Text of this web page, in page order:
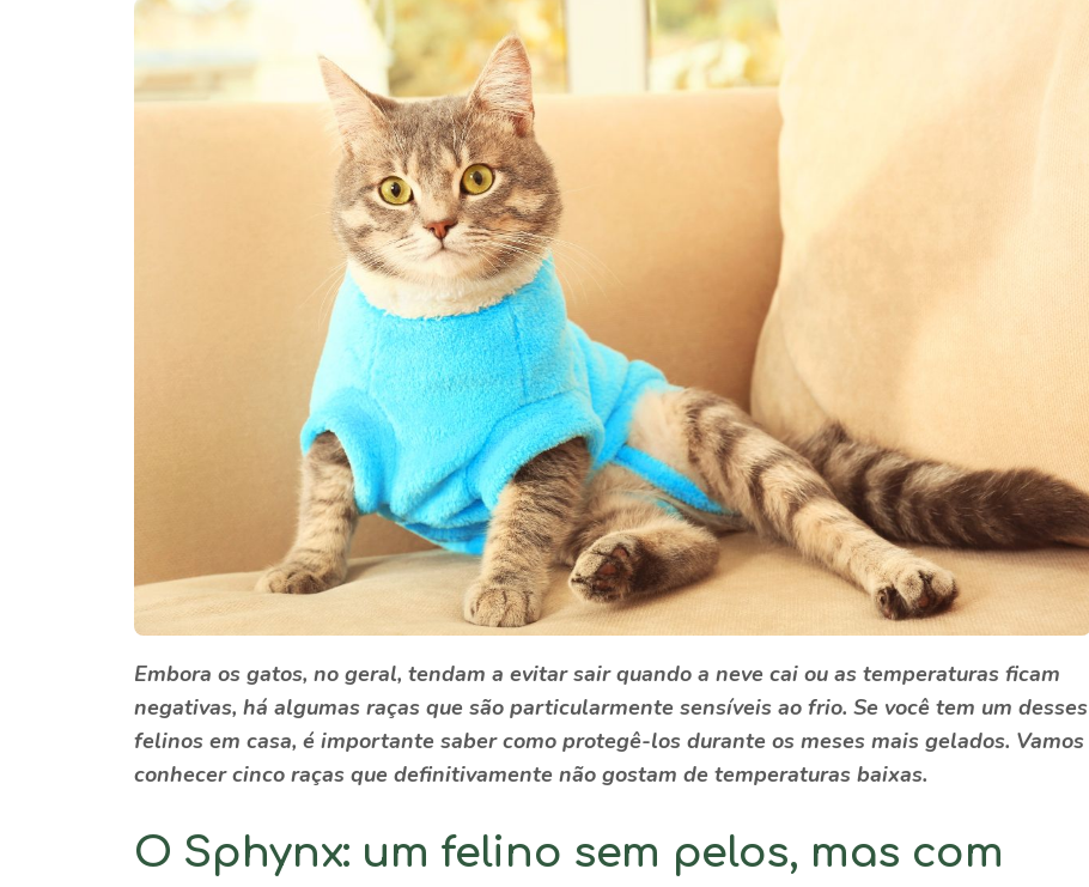
Embora os gatos, no geral, tendam a evitar sair quando a neve cai ou as temperaturas ficam
negativas, há algumas raças que são particularmente sensíveis ao frio. Se você tem um desses
felinos em casa, é importante saber como protegê-los durante os meses mais gelados. Vamos
conhecer cinco raças que definitivamente não gostam de temperaturas baixas.
O Sphynx: um felino sem pelos, mas com